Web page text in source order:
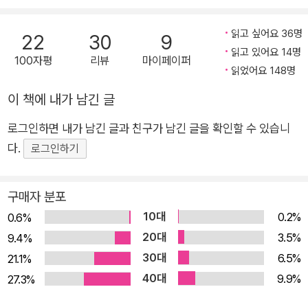
22
100자평
30
리뷰
9
마이페이퍼
읽고 싶어요 36명
읽고 있어요 14명
읽었어요 148명
이 책에 내가 남긴 글
로그인하면 내가 남긴 글과 친구가 남긴 글을 확인할 수 있습니
다.
로그인하기
구매자 분포
0.6% 10대
0.2%
9.4%
20대
3.5%
21.1%
30대
6.5%
27.3%
40대
9.9%